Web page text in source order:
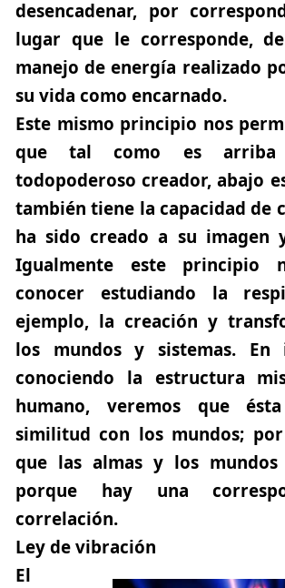
desencadenar, por
lugar que le corresponde,
manejo de energía realizado
su vida como encarnado.
Este mismo principio nos
que tal como es arriba
todopoderoso creador, abajo
también tiene la capacidad de
ha sido creado a su imagen
Igualmente este principio
conocer estudiando la
ejemplo, la creación y
los mundos y sistemas. En
conociendo la estructura
humano, veremos que
similitud con los mundos;
que las almas y los mundos
porque hay una
correlación.
Ley de vibración
El